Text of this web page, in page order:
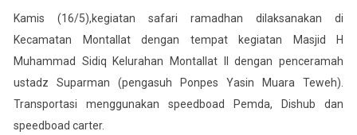
Kamis (16/5),kegiatan safari ramadhan dilaksanakan di
Kecamatan Montallat dengan tempat kegiatan Masjid H
Muhammad Sidiq Kelurahan Montallat II dengan penceramah
ustadz Suparman (pengasuh Ponpes Yasin Muara Teweh).
Transportasi menggunakan speedboad Pemda, Dishub dan
speedboad carter.